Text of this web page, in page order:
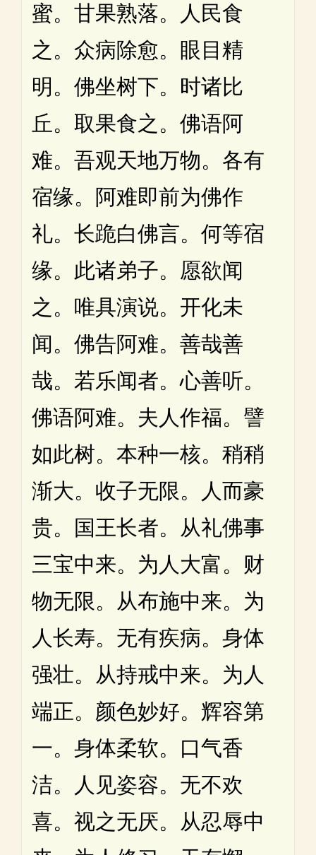
蜜。甘果熟落。人民食
之。众病除愈。眼目精
明。佛坐树下。时诸比
丘。取果食之。佛语阿
难。吾观天地万物。各有
宿缘。阿难即前为佛作
礼。长跪白佛言。何等宿
缘。此诸弟子。愿欲闻
之。唯具演说。开化未
闻。佛告阿难。善哉善
哉。若乐闻者。心善听。
佛语阿难。夫人作福。譬
如此树。本种一核。稍稍
渐大。收子无限。人而豪
贵。国王长者。从礼佛事
三宝中来。为人大富。财
物无限。从布施中来。为
人长寿。无有疾病。身体
强壮。从持戒中来。为人
端正。颜色妙好。辉容第
一。身体柔软。口气香
洁。人见姿容。无不欢
喜。视之无厌。从忍辱中